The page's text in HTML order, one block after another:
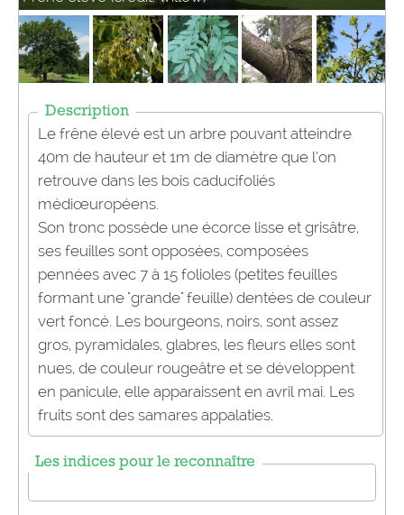
Description
Le frêne élevé est un arbre pouvant atteindre
40m de hauteur et 1m de diamètre que l’on
retrouve dans les bois caducifoliés
médiœuropéens.
Son tronc possède une écorce lisse et grisâtre,
ses feuilles sont opposées, composées
pennées avec 7 à 15 folioles (petites feuilles
formant une "grande" feuille) dentées de couleur
vert foncé. Les bourgeons, noirs, sont assez
gros, pyramidales, glabres, les fleurs elles sont
nues, de couleur rougeâtre et se développent
en panicule, elle apparaissent en avril mai. Les
fruits sont des samares appalaties.
Les indices pour le reconnaître